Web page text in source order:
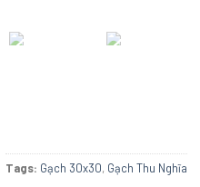
Tags: Gạch 30x30, Gạch Thu Nghĩa